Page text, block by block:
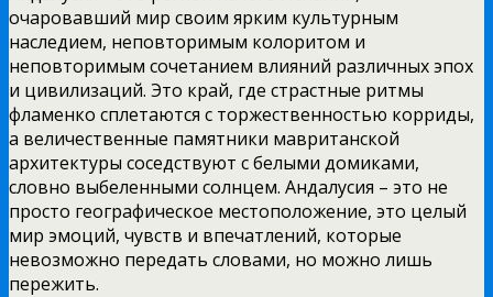
очаровавший мир своим ярким культурным
наследием, неповторимым колоритом и
неповторимым сочетанием влияний различных эпох
и цивилизаций. Это край, где страстные ритмы
фламенко сплетаются с торжественностью корриды,
а величественные памятники мавританской
архитектуры соседствуют с белыми домиками,
словно выбеленными солнцем. Андалусия – это не
просто географическое местоположение, это целый
мир эмоций, чувств и впечатлений, которые
невозможно передать словами, но можно лишь
пережить.